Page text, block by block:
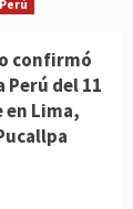
Perú
confirmó
Perú del 11
en Lima,